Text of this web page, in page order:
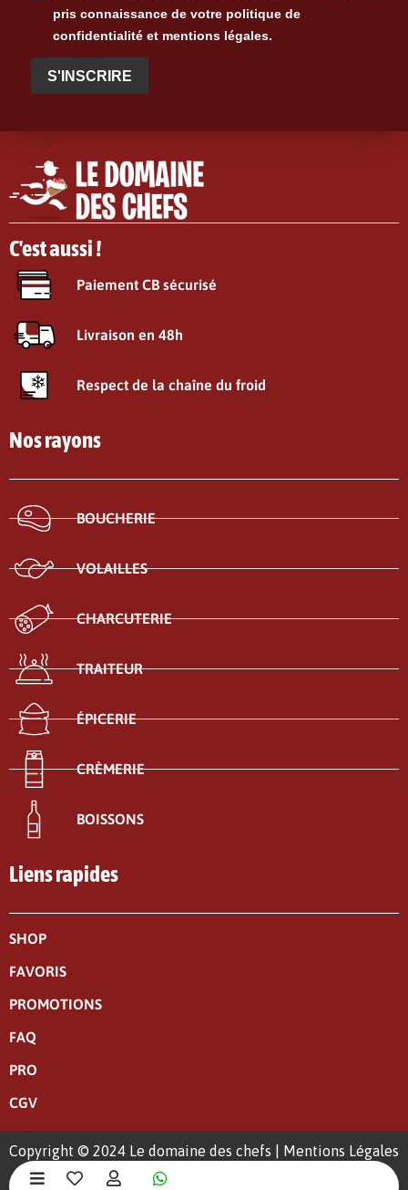
pris connaissance de votre politique de
confidentialité et mentions légales.
S'INSCRIRE
C'est aussi !
Paiement CB sécurisé
Livraison en 48h
Respect de la chaîne du froid
Nos rayons
BOUCHERIE
VOLAILLES
CHARCUTERIE
TRAITEUR
ÉPICERIE
CRÈMERIE
BOISSONS
Liens rapides
SHOP
FAVORIS
PROMOTIONS
FAQ
PRO
CGV
Copyright © 2024 Le domaine des chefs | Mentions Légales
|Politique de confidentialité